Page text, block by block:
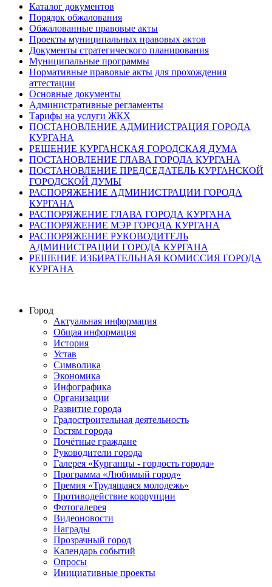
Каталог документов
Порядок обжалования
Обжалованные правовые акты
Проекты муниципальных правовых актов
Документы стратегического планирования
Муниципальные программы
Нормативные правовые акты для прохождения
аттестации
Основные документы
Административные регламенты
Тарифы на услуги ЖКХ
ПОСТАНОВЛЕНИЕ АДМИНИСТРАЦИЯ ГОРОДА
КУРГАНА
РЕШЕНИЕ КУРГАНСКАЯ ГОРОДСКАЯ ДУМА
ПОСТАНОВЛЕНИЕ ГЛАВА ГОРОДА КУРГАНА
ПОСТАНОВЛЕНИЕ ПРЕДСЕДАТЕЛЬ КУРГАНСКОЙ
ГОРОДСКОЙ ДУМЫ
РАСПОРЯЖЕНИЕ АДМИНИСТРАЦИИ ГОРОДА
КУРГАНА
РАСПОРЯЖЕНИЕ ГЛАВА ГОРОДА КУРГАНА
РАСПОРЯЖЕНИЕ МЭР ГОРОДА КУРГАНА
РАСПОРЯЖЕНИЕ РУКОВОДИТЕЛЬ
АДМИНИСТРАЦИИ ГОРОДА КУРГАНА
РЕШЕНИЕ ИЗБИРАТЕЛЬНАЯ КОМИССИЯ ГОРОДА
КУРГАНА
Город
Актуальная информация
Общая информация
История
Устав
Символика
Экономика
Инфографика
Организации
Развитие города
Градостроительная деятельность
Гостям города
Почётные граждане
Руководители города
Галерея «Курганцы - гордость города»
Программа «Любимый город»
Премия «Трудящаяся молодежь»
Противодействие коррупции
Фотогалерея
Видеоновости
Награды
Прозрачный город
Календарь событий
Опросы
Инициативные проекты